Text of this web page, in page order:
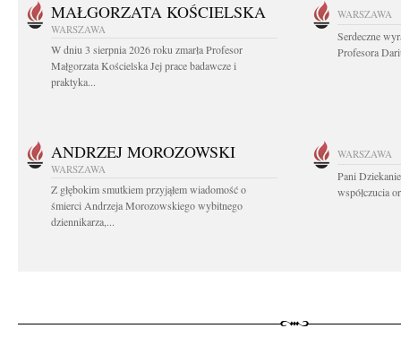
MAŁGORZATA KOŚCIELSKA
WARSZAWA
W dniu 3 sierpnia 2026 roku zmarła Profesor
Małgorzata Kościelska Jej prace badawcze i
praktyka...
WARSZAWA
Serdeczne
Profesora
ANDRZEJ MOROZOWSKI
WARSZAWA
Z głębokim smutkiem przyjąłem wiadomość o
śmierci Andrzeja Morozowskiego wybitnego
dziennikarza,...
WARSZAWA
Pani
współczucia